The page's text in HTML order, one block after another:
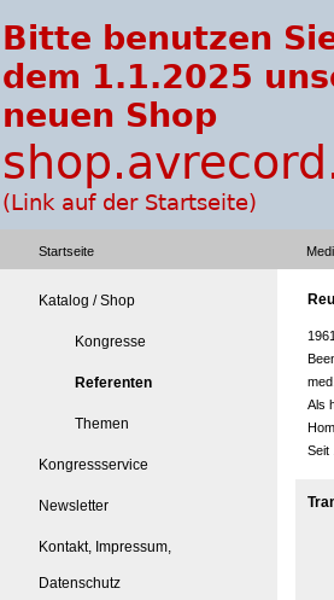
Startseite
Katalog / Shop
Kongresse
Referenten
Themen
Kongressservice
Newsletter
Kontakt, Impressum,
Datenschutz
med.
Als
Seit